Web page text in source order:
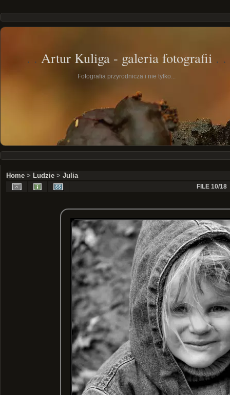
Artur Kuliga - galeria fotografii
Fotografia przyrodnicza i nie tylko...
Home > Ludzie > Julia
FILE 10/18